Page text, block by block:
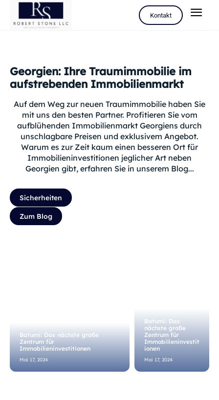
Kontakt
Georgien: Ihre Traumimmobilie im
aufstrebenden Immobilienmarkt
Auf dem Weg zur neuen Traumimmobilie haben Sie
mit uns den besten Partner. Profitieren Sie vom
aufblühenden Immobilienmarkt Georgiens durch
unschlagbare Preisen und exklusivem Angebot.
Warum es zur Zeit kaum einen besseren Ort für
Immobilieninvestitionen jeglicher Art neben
Georgien gibt, erfahren Sie in unserem Blog...
Sicherheiten
Zum Blog
Batumi: Das nächste große
Zentrum für
Immobilieninvestitionen
Mai 17, 2024
Batumi: Das
nächste große
Zentrum für
Immobilieninvestit
ionen
Mai 17, 2024